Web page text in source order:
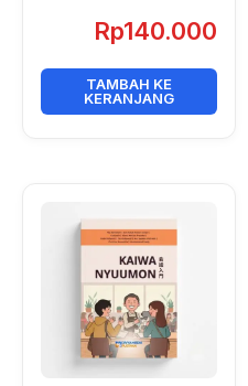
dalam Sastra &
Remaja
Rp140.000
TAMBAH KE
KERANJANG